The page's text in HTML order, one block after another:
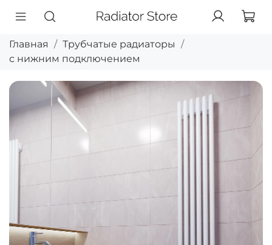
Главная
Трубчатые радиаторы
с нижним подключением